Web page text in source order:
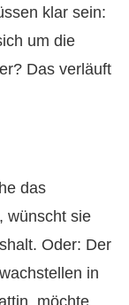
klar sein:
um die
Das verläuft
das
wünscht sie
Oder: Der
in